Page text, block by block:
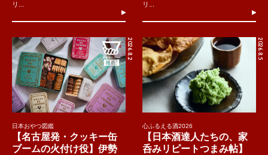
リ...
リ...
2026.8.2
日本おやつ図鑑
【名古屋発・クッキー缶
ブームの火付け役】伊勢
2026.8.5
心ふるえる酒2026
【日本酒達人たちの、家
呑みリピートつまみ帖】